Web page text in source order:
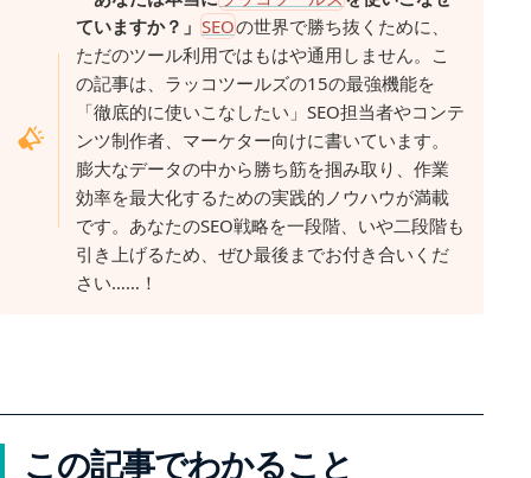
ていますか？」 SEOの世界で勝ち抜くために、
ただのツール利用ではもはや通用しません。こ
の記事は、ラッコツールズの15の最強機能を
「徹底的に使いこなしたい」SEO担当者やコンテ
ンツ制作者、マーケター向けに書いています。
膨大なデータの中から勝ち筋を掴み取り、作業
効率を最大化するための実践的ノウハウが満載
です。あなたのSEO戦略を一段階、いや二段階も
引き上げるため、ぜひ最後までお付き合いくだ
さい……！
この記事でわかること